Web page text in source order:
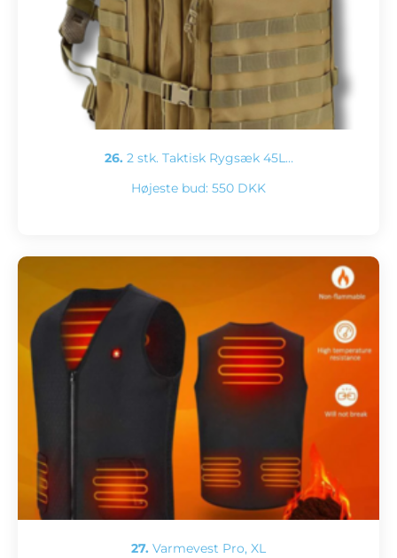
26. 2 stk. Taktisk Rygsæk 45L…
Højeste bud: 550 DKK
27. Varmevest Pro, XL